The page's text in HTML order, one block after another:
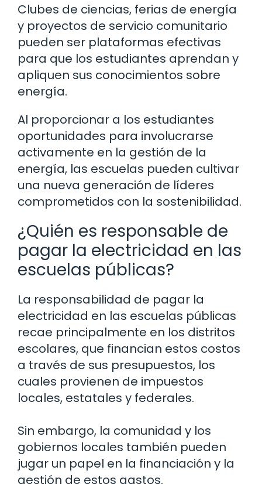
Clubes de ciencias, ferias de energía
y proyectos de servicio comunitario
pueden ser plataformas efectivas
para que los estudiantes aprendan y
apliquen sus conocimientos sobre
energía.
Al proporcionar a los estudiantes
oportunidades para involucrarse
activamente en la gestión de la
energía, las escuelas pueden cultivar
una nueva generación de líderes
comprometidos con la sostenibilidad.
¿Quién es responsable de
pagar la electricidad en las
escuelas públicas?
La responsabilidad de pagar la
electricidad en las escuelas públicas
recae principalmente en los distritos
escolares, que financian estos costos
a través de sus presupuestos, los
cuales provienen de impuestos
locales, estatales y federales.
Sin embargo, la comunidad y los
gobiernos locales también pueden
jugar un papel en la financiación y la
gestión de estos gastos.